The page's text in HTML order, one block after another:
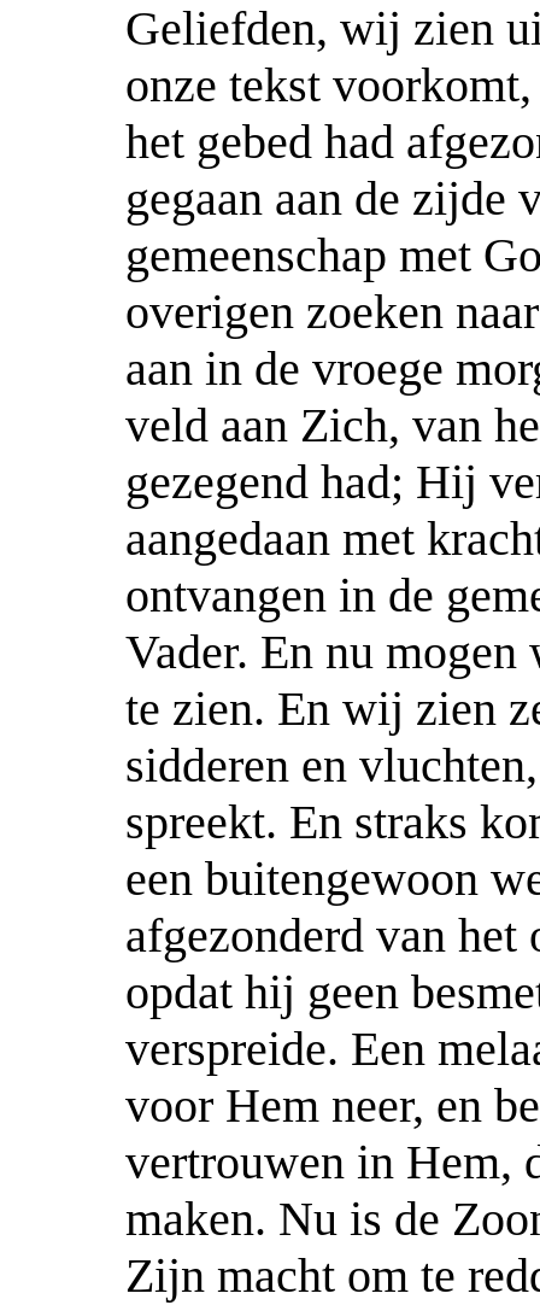
Geliefden, wij zien
onze tekst
het gebed had
gegaan aan de zijde
gemeenschap met
overigen zoeken
aan in de vroege
veld aan Zich, van
gezegend had; Hij
aangedaan met
ontvangen in de
Vader. En nu
te zien. En wij zien
sidderen en
spreekt. En straks
een buitengewoon
afgezonderd van het
opdat hij geen
verspreide. Een
voor Hem neer, en
vertrouwen in Hem,
maken. Nu is de
Zijn macht om te